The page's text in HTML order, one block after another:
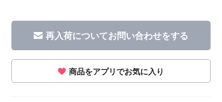
再入荷についてお問い合わせをする
商品をアプリでお気に入り